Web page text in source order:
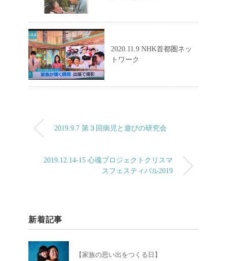
2020.11.9 NHK首都圏ネッ
トワーク
2019.9.7 第３回病児と遊びの研究会
2019.12.14-15 心魂プロジェクトクリスマ
スフェスティバル2019
新着記事
【家族の思い出をつくる日】